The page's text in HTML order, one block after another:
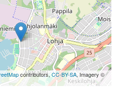
contributors,CC-BY-SA, Imagery ©